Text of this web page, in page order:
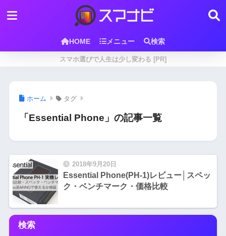
HOME メニュー 検索
スマホ選びで人生は少し変わる [PR]
ホーム タグ
「Essential Phone」の記事一覧
2018年9月20日
Essential Phone(PH-1)レビュー│スペッ
ク・ベンチマーク・価格比較
検索